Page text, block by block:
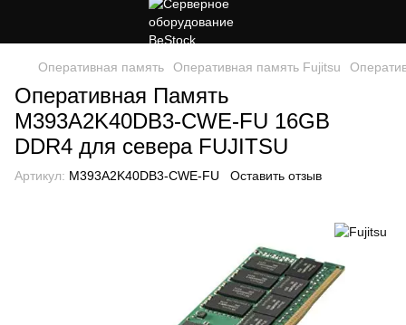
Оперативная память Оперативная память Fujitsu
Оперативная Память
M393A2K40DB3-CWE-FU 16GB
DDR4 для севера FUJITSU
Артикул: M393A2K40DB3-CWE-FU Оставить отзыв